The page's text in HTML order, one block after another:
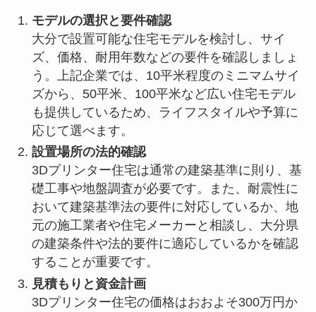
モデルの選択と要件確認
大分で設置可能な住宅モデルを検討し、サイ
ズ、価格、耐用年数などの要件を確認しましょ
う。上記企業では、10平米程度のミニマムサイ
ズから、50平米、100平米など広い住宅モデル
も提供しているため、ライフスタイルや予算に
応じて選べます。
設置場所の法的確認
3Dプリンター住宅は通常の建築基準に則り、基
礎工事や地盤調査が必要です。また、耐震性に
おいて建築基準法の要件に対応しているか、地
元の施工業者や住宅メーカーと相談し、大分県
の建築条件や法的要件に適応しているかを確認
することが重要です。
見積もりと資金計画
3Dプリンター住宅の価格はおおよそ300万円か